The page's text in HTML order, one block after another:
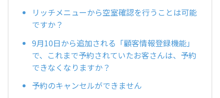
リッチメニューから空室確認を行うことは可能
ですか？
9月10日から追加される「顧客情報登録機能」
で、これまで予約されていたお客さんは、予約
できなくなりますか？
予約のキャンセルができません